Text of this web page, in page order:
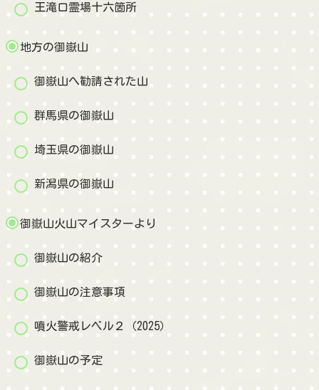
王滝口霊場十六箇所
地方の御嶽山
御嶽山へ勧請された山
群馬県の御嶽山
埼玉県の御嶽山
新潟県の御嶽山
御嶽山火山マイスターより
御嶽山の紹介
御嶽山の注意事項
噴火警戒レベル２（2025）
御嶽山の予定